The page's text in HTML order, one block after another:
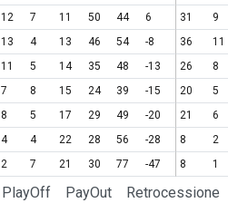
12 7 11 50 44 6 31
9
13 4 13 46 54 -8 36
11
11 5 14 35 48 -13 26
8
7 8 15 24 39 -15 20
5
8 5 17 29 49 -20 21
6
4 4 22 28 56 -28 8
2
2 7 21 30 77 -47 8 1
PlayOff PayOut Retrocessione